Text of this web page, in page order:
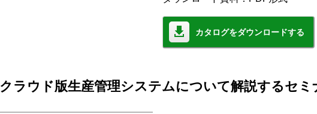
カタログをダウンロードする
クラウド版生産管理システムについて解説するセミ